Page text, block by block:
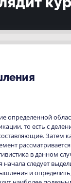
определенной
то есть с
Затем
в данном
следует
и